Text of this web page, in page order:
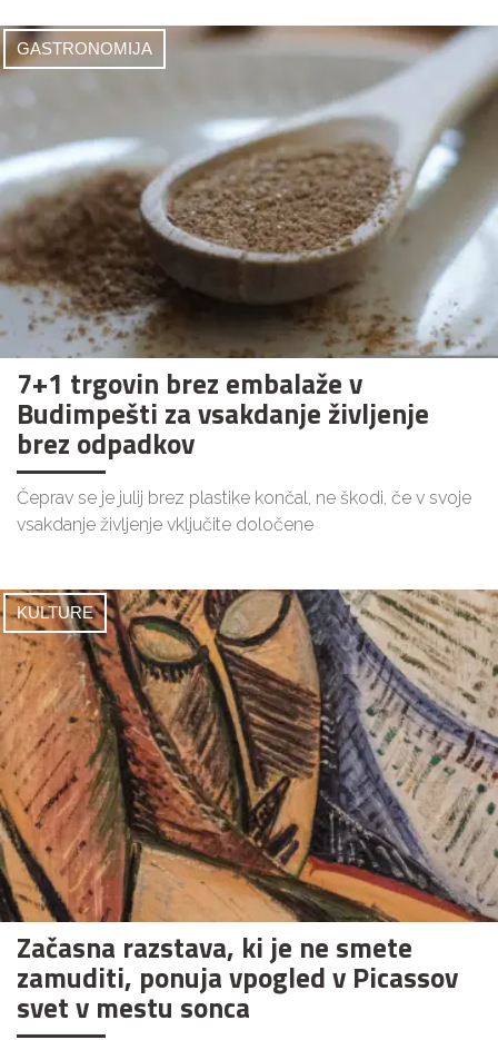
GASTRONOMIJA
7+1 trgovin brez embalaže v
Budimpešti za vsakdanje življenje
brez odpadkov
Čeprav se je julij brez plastike končal, ne škodi, če v svoje
vsakdanje življenje vključite določene
KULTURE
Začasna razstava, ki je ne smete
zamuditi, ponuja vpogled v Picassov
svet v mestu sonca